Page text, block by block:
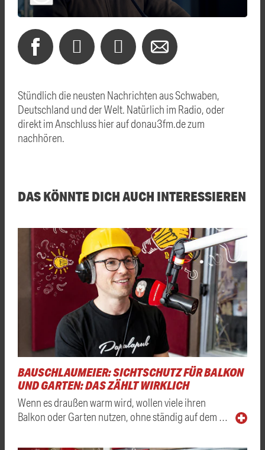
Stündlich die neusten Nachrichten aus Schwaben,
Deutschland und der Welt. Natürlich im Radio, oder
direkt im Anschluss hier auf donau3fm.de zum
nachhören.
DAS KÖNNTE DICH AUCH INTERESSIEREN
BAUSCHLAUMEIER: SICHTSCHUTZ FÜR BALKON
UND GARTEN: DAS ZÄHLT WIRKLICH
Wenn es draußen warm wird, wollen viele ihren
Balkon oder Garten nutzen, ohne ständig auf dem …